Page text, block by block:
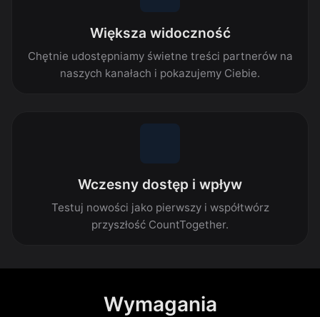
Większa widoczność
Chętnie udostępniamy świetne treści partnerów na
naszych kanałach i pokazujemy Ciebie.
Wczesny dostęp i wpływ
Testuj nowości jako pierwszy i współtwórz
przyszłość CountTogether.
Wymagania